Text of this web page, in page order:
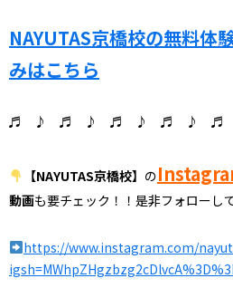
NAYUTAS京橋校の無料体
みはこちら
♬ ♪ ♬ ♪ ♬ ♪ ♬ ♪ ♬
【NAYUTAS京橋校】 の
動画も要チェック！！是非フォローし
https://www.instagram.com/